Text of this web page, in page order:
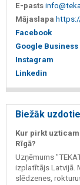
E-pasts
Mājaslapa
Facebook
Google
Instagram
Linkedin
Biežāk
Kur pirkt
Rīgā?
Uzņēmums
izplatītājs Latvijā.
slēdzenes,